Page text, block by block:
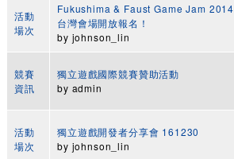
活動
場次
Fukushima & Faust Game Jam 2014
台灣會場開放報名！
by johnson_lin
競賽
資訊
獨立遊戲國際競賽贊助活動
by admin
活動
場次
獨立遊戲開發者分享會 161230
by johnson_lin